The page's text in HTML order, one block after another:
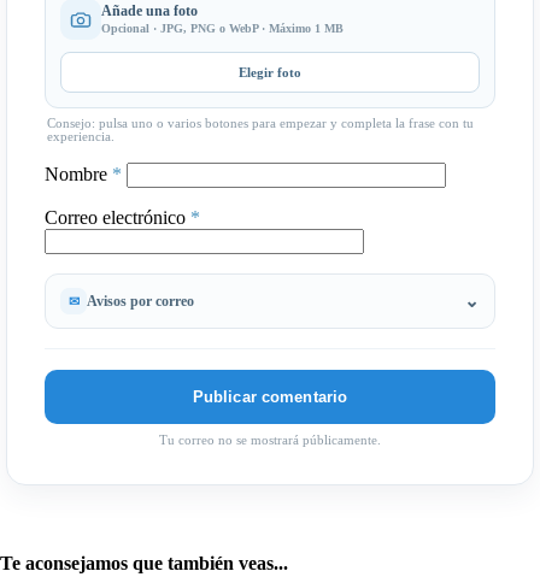
Añade una foto
Opcional · JPG, PNG o WebP · Máximo 1 MB
Elegir foto
Consejo: pulsa uno o varios botones para empezar y completa la frase con tu
experiencia.
Nombre *
Correo electrónico *
Avisos por correo
Tu correo no se mostrará públicamente.
Te aconsejamos que también veas...